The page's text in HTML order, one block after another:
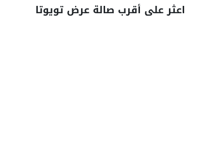
اعثر على أقرب صالة عرض تويوتا